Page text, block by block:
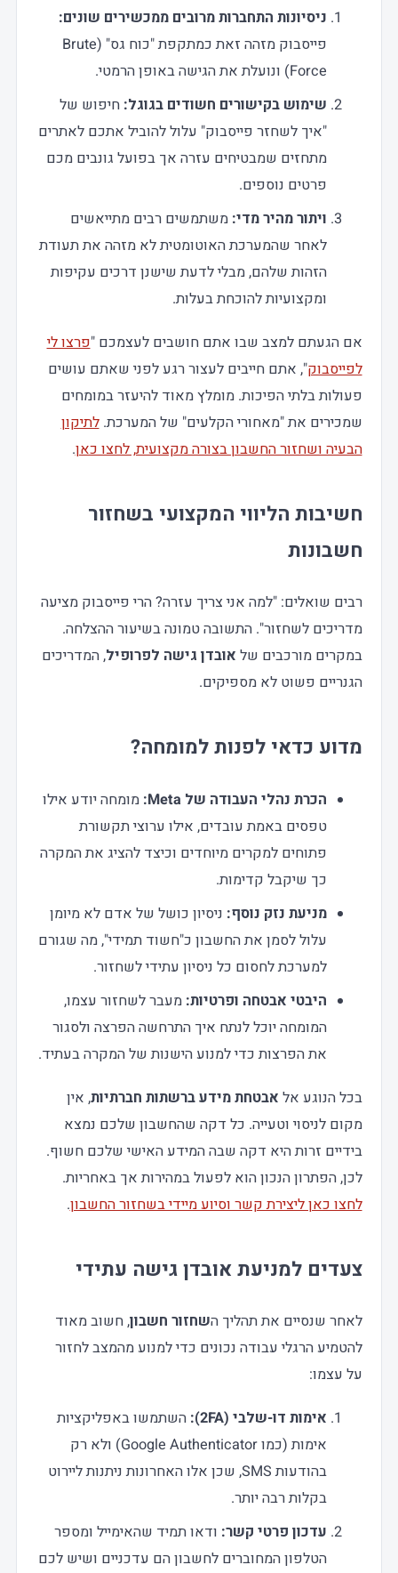
ניסיונות התחברות מרובים ממכשירים שונים:
פייסבוק מזהה זאת כמתקפת "כוח גס" (Brute
Force) ונועלת את הגישה באופן הרמטי.
שימוש בקישורים חשודים בגוגל: חיפוש של
"איך לשחזר פייסבוק" עלול להוביל אתכם לאתרים
מתחזים שמבטיחים עזרה אך בפועל גונבים מכם
פרטים נוספים.
ויתור מהיר מדי: משתמשים רבים מתייאשים
לאחר שהמערכת האוטומטית לא מזהה את תעודת
הזהות שלהם, מבלי לדעת שישנן דרכים עקיפות
ומקצועיות להוכחת בעלות.
אם הגעתם למצב שבו אתם חושבים לעצמכם "פרצו לי
לפייסבוק", אתם חייבים לעצור רגע לפני שאתם עושים
פעולות בלתי הפיכות. מומלץ מאוד להיעזר במומחים
שמכירים את "מאחורי הקלעים" של המערכת.לתיקון
הבעיה ושחזור החשבון בצורה מקצועית, לחצו כאן.
חשיבות הליווי המקצועי בשחזור
חשבונות
רבים שואלים: "למה אני צריך עזרה? הרי פייסבוק מציעה
מדריכים לשחזור". התשובה טמונה בשיעור ההצלחה.
במקרים מורכבים של אובדן גישה לפרופיל, המדריכים
הגנריים פשוט לא מספיקים.
מדוע כדאי לפנות למומחה?
הכרת נהלי העבודה של
מומחה יודע אילו
טפסים באמת עובדים, אילו ערוצי תקשורת
פתוחים למקרים מיוחדים וכיצד להציג את המקרה
כך שיקבל קדימות.
מניעת נזק נוסף: ניסיון כושל של אדם לא מיומן
עלול לסמן את החשבון כ"חשוד תמידי", מה שגורם
למערכת לחסום כל ניסיון עתידי לשחזור.
היבטי אבטחה ופרטיות: מעבר לשחזור עצמו,
המומחה יוכל לנתח איך התרחשה הפרצה ולסגור
את הפרצות כדי למנוע הישנות של המקרה בעתיד.
בכל הנוגע אל אבטחת מידע ברשתות חברתיות, אין
מקום לניסוי וטעייה. כל דקה שהחשבון שלכם נמצא
בידיים זרות היא דקה שבה המידע האישי שלכם חשוף.
לכן, הפתרון הנכון הוא לפעול במהירות אך באחריות.
לחצו כאן ליצירת קשר וסיוע מיידי בשחזור החשבון.
צעדים למניעת אובדן גישה עתידי
לאחר שנסיים את תהליך השחזור חשבון, חשוב מאוד
להטמיע הרגלי עבודה נכונים כדי למנוע מהמצב לחזור
על עצמו:
אימות דו-שלבי (2FA):
השתמשו באפליקציות
אימות (כמו Google Authenticator) ולא רק
בהודעות SMS, שכן אלו האחרונות ניתנות ליירוט
בקלות רבה יותר.
עדכון פרטי קשר: ודאו תמיד שהאימייל ומספר
הטלפון המחוברים לחשבון הם עדכניים ושיש לכם